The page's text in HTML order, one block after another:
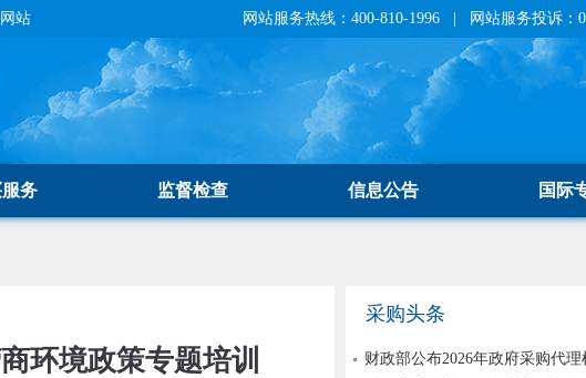
站 网站服务热线：400-810-1996 | 网站服务投诉：
务 监督检查 信息公告 国际
环境政策专题培训
采购头条
财政部公布2026年政府采购代理